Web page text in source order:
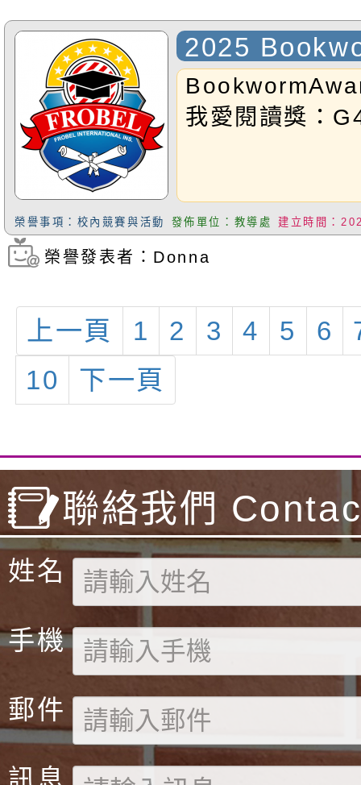
Kobe甲等
Vincent；G4A
Ray；G3A梁
特優
秉祐Ziv優等
Tina；G5A宋
等
Apple
2025
我愛閱讀獎：
榮譽事項：校內競賽與活動 發佈單位：教導處 建立時間：
瀏覽次數：234
榮譽發表者：Donna
上一頁 1 2 3 4 5 6
10
下一頁
聯絡我們
姓名
手機
郵件